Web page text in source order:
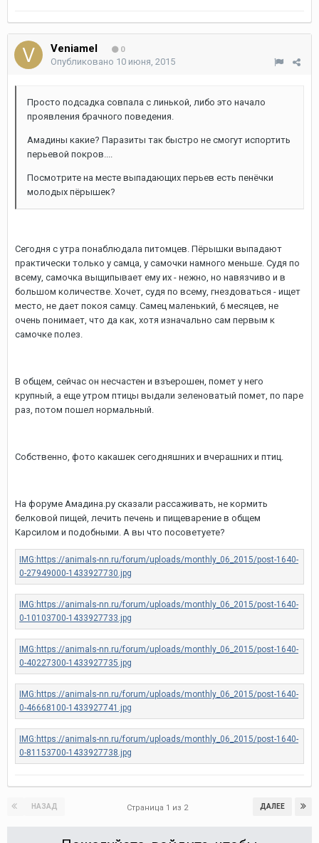
Veniamel 0
Опубликовано 10 июня, 2015
Просто подсадка совпала с линькой, либо это начало
проявления брачного поведения.
Амадины какие? Паразиты так быстро не смогут испортить
перьевой покров....
Посмотрите на месте выпадающих перьев есть пенёчки
молодых пёрышек?
Сегодня с утра понаблюдала питомцев. Пёрышки выпадают
практически только у самца, у самочки намного меньше. Судя по
всему, самочка выщипывает ему их - нежно, но навязчиво и в
большом количестве. Хочет, судя по всему, гнездоваться - ищет
место, не дает покоя самцу. Самец маленький, 6 месяцев, не
очень понимает, что да как, хотя изначально сам первым к
самочке полез.
В общем, сейчас он несчастен и взъерошен, помет у него
крупный, а еще утром птицы выдали зеленоватый помет, по паре
раз, потом пошел нормальный.
Собственно, фото какашек сегодняшних и вчерашних и птиц.
На форуме Амадина.ру сказали рассаживать, не кормить
белковой пищей, лечить печень и пищеварение в общем
Карсилом и подобными. А вы что посоветуете?
НАЗАД ДАЛЕЕ
Страница 1 из 2